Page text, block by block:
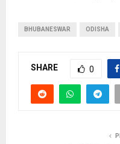
BHUBANESWAR ODISHA
SHARE 0